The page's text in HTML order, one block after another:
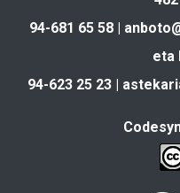
94-681 65 58 |
eta
94-623 25 23 |